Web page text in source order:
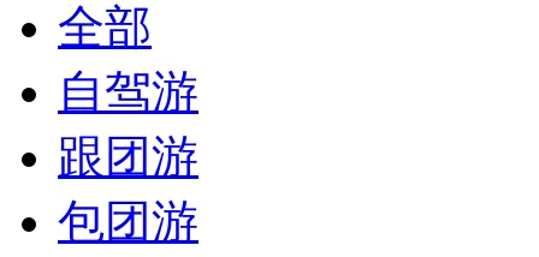
全部
自驾游
跟团游
包团游